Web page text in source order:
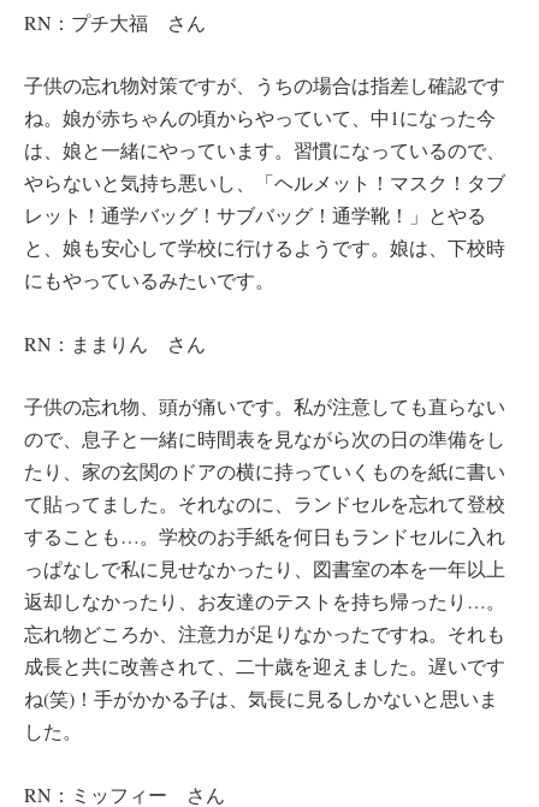
RN：プチ大福 さん
子供の忘れ物対策ですが、うちの場合は指差し確認です
ね。娘が赤ちゃんの頃からやっていて、中1になった今
は、娘と一緒にやっています。習慣になっているので、
やらないと気持ち悪いし、「ヘルメット！マスク！タブ
レット！通学バッグ！サブバッグ！通学靴！」とやる
と、娘も安心して学校に行けるようです。娘は、下校時
にもやっているみたいです。
RN：ままりん さん
子供の忘れ物、頭が痛いです。私が注意しても直らない
ので、息子と一緒に時間表を見ながら次の日の準備をし
たり、家の玄関のドアの横に持っていくものを紙に書い
て貼ってました。それなのに、ランドセルを忘れて登校
することも…。学校のお手紙を何日もランドセルに入れ
っぱなしで私に見せなかったり、図書室の本を一年以上
返却しなかったり、お友達のテストを持ち帰ったり…。
忘れ物どころか、注意力が足りなかったですね。それも
成長と共に改善されて、二十歳を迎えました。遅いです
ね(笑)！手がかかる子は、気長に見るしかないと思いま
した。
RN：ミッフィー さん